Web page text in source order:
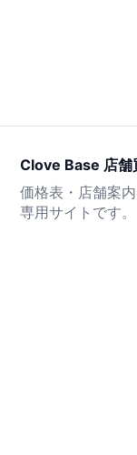
Clove Base 店舗
価格表・店舗案
専用サイトです。